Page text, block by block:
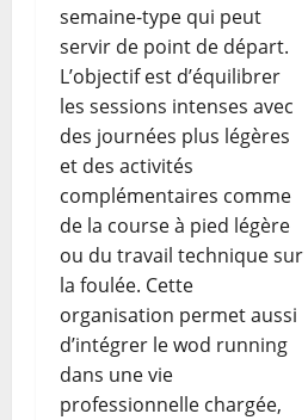
semaine-type qui peut
servir de point de départ.
L’objectif est d’équilibrer
les sessions intenses avec
des journées plus légères
et des activités
complémentaires comme
de la course à pied légère
ou du travail technique sur
la foulée. Cette
organisation permet aussi
d’intégrer le wod running
dans une vie
professionnelle chargée,